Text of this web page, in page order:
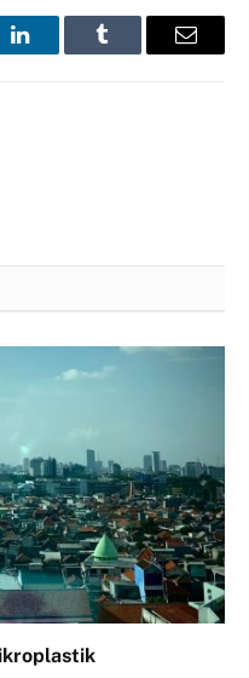
LinkedInTumblr Email